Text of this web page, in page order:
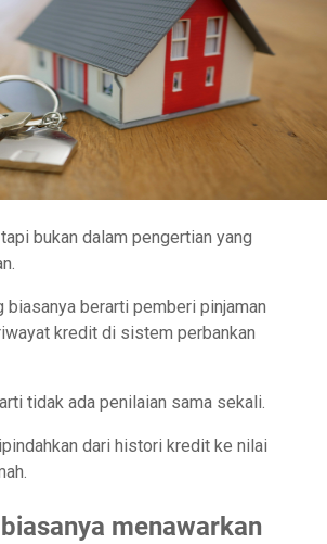
bukan dalam pengertian yang
biasanya berarti pemberi pinjaman
kredit di sistem perbankan
tidak ada penilaian sama sekali.
dari histori kredit ke nilai
menawarkan